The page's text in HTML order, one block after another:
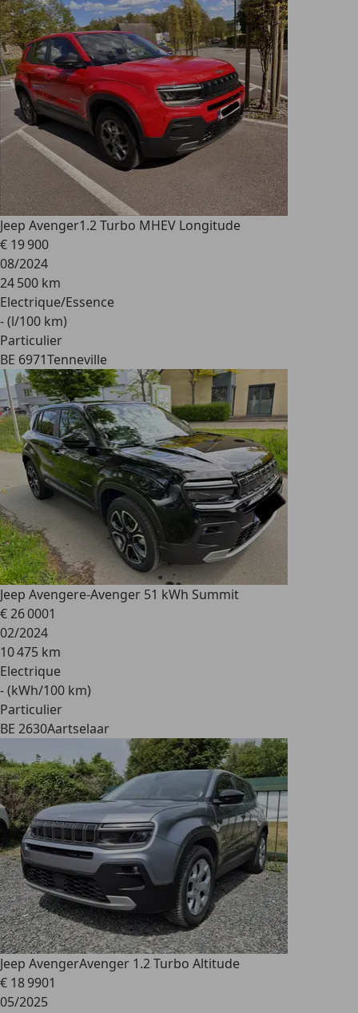
Jeep Avenger1.2 Turbo MHEV Longitude
€ 19 900
08/2024
24 500 km
Electrique/Essence
- (l/100 km)
Particulier
BE 6971Tenneville
Jeep Avengere-Avenger 51 kWh Summit
€ 26 0001
02/2024
10 475 km
Electrique
- (kWh/100 km)
Particulier
BE 2630Aartselaar
Jeep AvengerAvenger 1.2 Turbo Altitude
€ 18 9901
05/2025